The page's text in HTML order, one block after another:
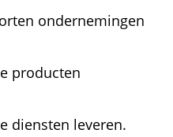
ondernemingen
producten
diensten leveren.